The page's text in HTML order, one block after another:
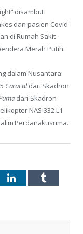
disambut
dan pasien Covid-
di Rumah Sakit
Merah Putih.
dalam Nusantara
Caracaldari Skadron
dari Skadron
NAS-332 L1
Perdanakusuma.
LinkedInTumblr